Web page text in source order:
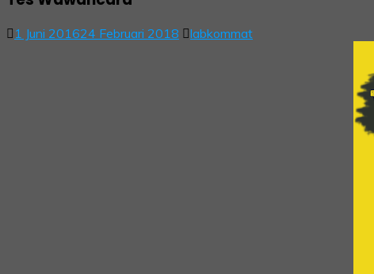
1 Juni 201624 Februari 2018 labkommat